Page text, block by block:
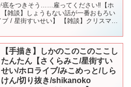
底をつきそう……雇ってください‼【ホ
雑談】しょうもない話が一番おもろい
/ 星街すいせい】 【雑談】クリスマス
【手描き】しかのこのこのここし
たんたん【さくらみこ/星街すい
せい/ホロライブ/みこめっと/しら
けん/切り抜き/shikanoko